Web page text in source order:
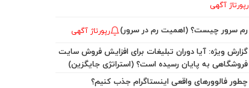
رپورتاژ آگهی
رم سرور چیست؟ (اهمیت رم در سرور) رپورتاژ آگهی
گزارش ویژه: آیا دوران تبلیغات برای افزایش فروش سایت
فروشگاهی به پایان رسیده است؟ (استراتژی جایگزین)
چطور فالوورهای واقعی اینستاگرام جذب کنیم؟